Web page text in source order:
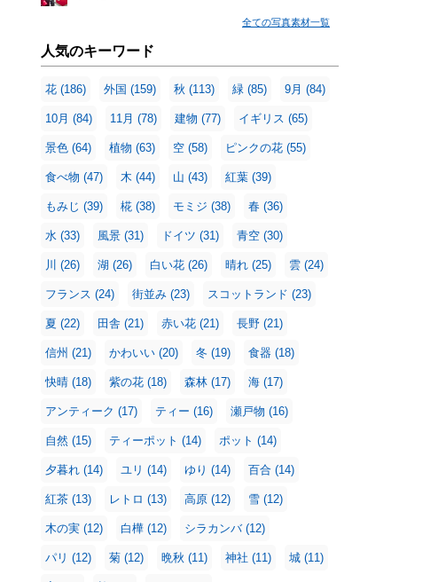
全ての写真素材一覧
人気のキーワード
花 (186) 外国 (159) 秋 (113) 緑 (85) 9月 (84)
10月 (84) 11月 (78) 建物 (77) イギリス (65)
景色 (64) 植物 (63) 空 (58) ピンクの花 (55)
食べ物 (47) 木 (44) 山 (43) 紅葉 (39)
もみじ (39) 椛 (38) モミジ (38) 春 (36)
水 (33) 風景 (31) ドイツ (31) 青空 (30)
川 (26) 湖 (26) 白い花 (26) 晴れ (25) 雲 (24)
フランス (24) 街並み (23) スコットランド (23)
夏 (22) 田舎 (21) 赤い花 (21) 長野 (21)
信州 (21) かわいい (20) 冬 (19) 食器 (18)
快晴 (18) 紫の花 (18) 森林 (17) 海 (17)
アンティーク (17) ティー (16) 瀬戸物 (16)
自然 (15) ティーポット (14) ポット (14)
夕暮れ (14) ユリ (14) ゆり (14) 百合 (14)
紅茶 (13) レトロ (13) 高原 (12) 雪 (12)
木の実 (12) 白樺 (12) シラカンバ (12)
パリ (12) 菊 (12) 晩秋 (11) 神社 (11) 城 (11)